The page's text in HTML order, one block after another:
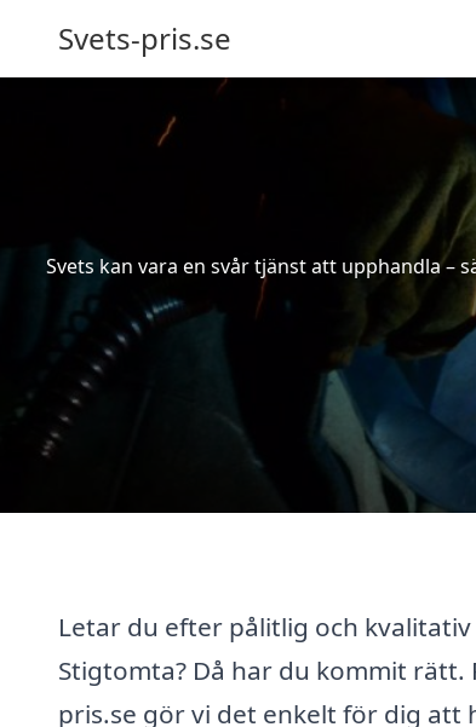
Svets-pris.se
Svets kan vara en svår tjänst att upphandla
Letar du efter pålitlig och kvalitativ
Stigtomta? Då har du kommit rätt.
pris.se gör vi det enkelt för dig att